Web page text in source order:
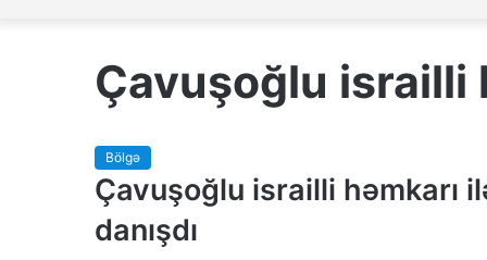
Çavuşoğlu israilli
Bölgə
Çavuşoğlu israilli həmkarı
danışdı